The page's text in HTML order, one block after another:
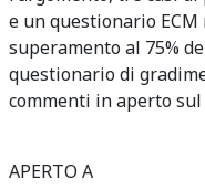
e un questionario
superamento al 75%
questionario di
commenti in aperto sul
APERTO A